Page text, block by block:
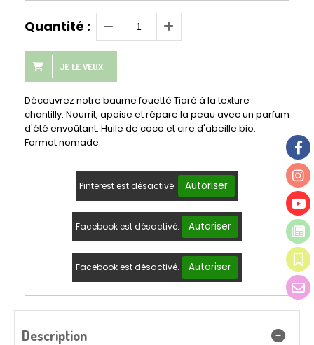
Quantité :
JE LE VEUX
Découvrez notre baume fouetté Tiaré à la texture
chantilly. Nourrit, apaise et répare la peau avec un parfum
d'été envoûtant. Huile de coco et cire d'abeille bio.
Format nomade.
Pinterest est désactivé. Autoriser
Facebook est désactivé. Autoriser
Facebook est désactivé. Autoriser
Description